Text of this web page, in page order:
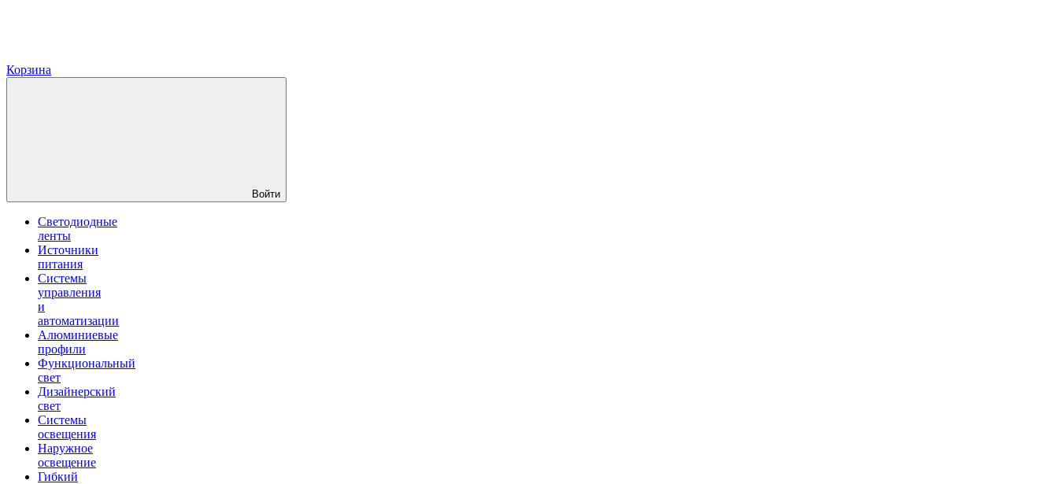
Корзина
Войти
Светодиодные
ленты
Источники
питания
Системы
управления
и
автоматизации
Алюминиевые
профили
Функциональный
свет
Дизайнерский
свет
Системы
освещения
Наружное
освещение
Гибкий